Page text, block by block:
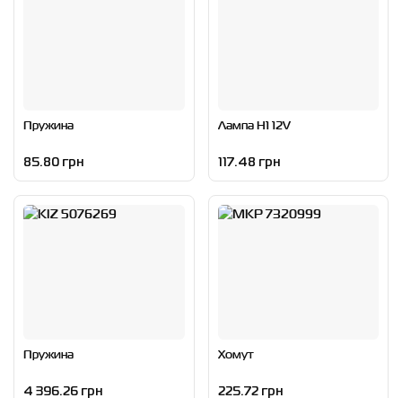
Пружина
85.80 грн
Лампа H1 12V
117.48 грн
Пружина
4 396.26 грн
Хомут
225.72 грн